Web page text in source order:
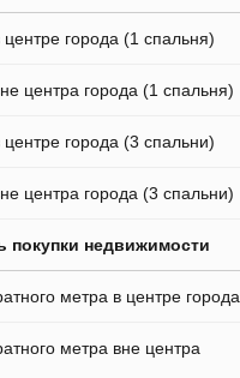
центре города (1 спальня)
центра города (1 спальня)
центре города (3 спальни)
центра города (3 спальни)
покупки недвижимости
метра в центре города
метра вне центра